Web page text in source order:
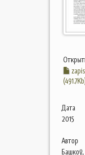
Дата
2015
Автор